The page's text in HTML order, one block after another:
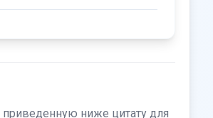
приведенную ниже цитату для